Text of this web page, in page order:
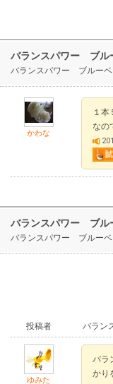
バランスパワー ブル
バランスパワー ブルーベ
かわな
１
なの
バランスパワー ブル
バランスパワー ブルーベ
投稿者 バラン
ゆみた
バラ
かり